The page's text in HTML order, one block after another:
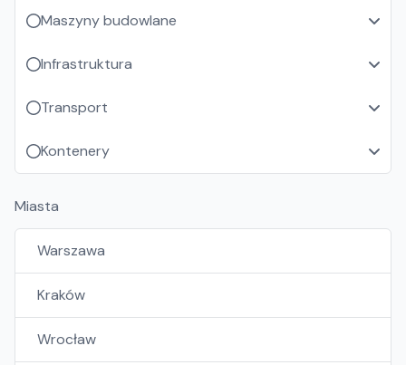
Maszyny budowlane
Infrastruktura
Transport
Kontenery
Miasta
Warszawa
Kraków
Wrocław